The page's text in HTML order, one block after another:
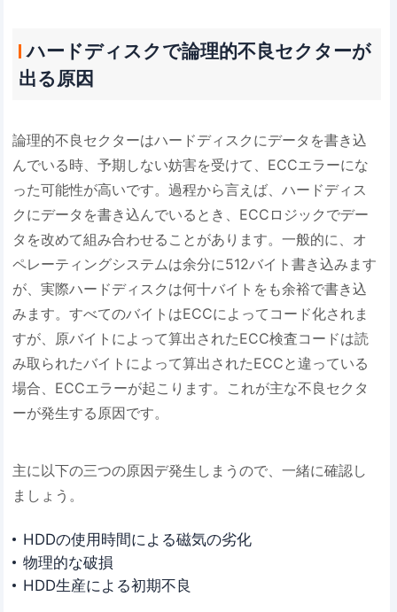
ハードディスクで論理的不良セクターが
出る原因
論理的不良セクターはハードディスクにデータを書き込
んでいる時、予期しない妨害を受けて、ECCエラーにな
った可能性が高いです。過程から言えば、ハードディス
クにデータを書き込んでいるとき、ECCロジックでデー
タを改めて組み合わせることがあります。一般的に、オ
ペレーティングシステムは余分に512バイト書き込みます
が、実際ハードディスクは何十バイトをも余裕で書き込
みます。すべてのバイトはECCによってコード化されま
すが、原バイトによって算出されたECC検査コードは読
み取られたバイトによって算出されたECCと違っている
場合、ECCエラーが起こります。これが主な不良セクタ
ーが発生する原因です。
主に以下の三つの原因デ発生しまうので、一緒に確認し
ましょう。
HDDの使用時間による磁気の劣化
物理的な破損
HDD生産による初期不良